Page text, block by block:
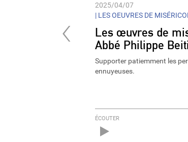
‹
2025/04/07
| LES OEUVRES DE
Les œuvres de
Abbé Philippe
Supporter patiemment les
ennuyeuses.
ÉCOUTER